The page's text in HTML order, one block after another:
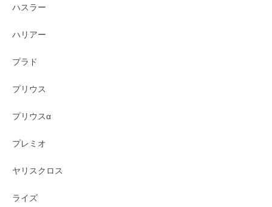
ハスラー
ハリアー
プラド
プリウス
プリウスα
プレミオ
ヤリスクロス
ライズ